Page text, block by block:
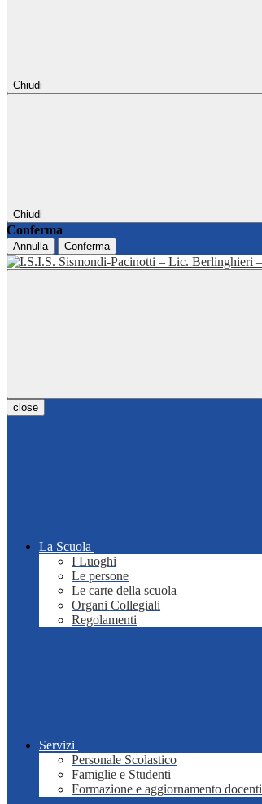
Chiudi
Chiudi
Conferma
Annulla Conferma
close
La Scuola
I Luoghi
Le persone
Le carte della scuola
Organi Collegiali
Regolamenti
Servizi
Personale Scolastico
Famiglie e Studenti
Formazione e aggiornamento docenti